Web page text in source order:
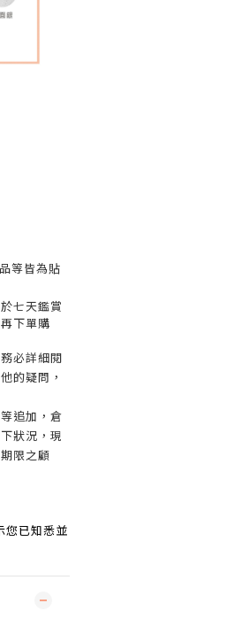
等皆為貼
七天鑑賞
下單購
必詳細閱
的疑問，
追加，倉
狀況，現
限之顧
已知悉並